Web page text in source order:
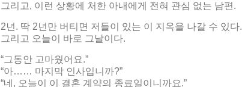
그리고, 이런 상황에 처한 아내에게 전혀 관심 없는 남편.
2년. 딱 2년만 버티면 저들이 있는 이 지옥을 나갈 수 있다.
그리고 오늘이 바로 그날이다.
“그동안 고마웠어요.”
“아…… 마지막 인사입니까?”
“네, 오늘이 이 결혼 계약의 종료일이니까요.”